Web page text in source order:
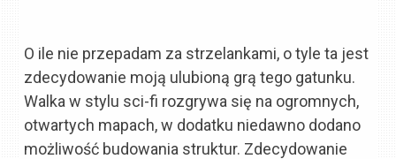
O ile nie przepadam za strzelankami, o tyle ta jest
zdecydowanie moją ulubioną grą tego gatunku.
Walka w stylu sci-fi rozgrywa się na ogromnych,
otwartych mapach, w dodatku niedawno dodano
możliwość budowania struktur. Zdecydowanie